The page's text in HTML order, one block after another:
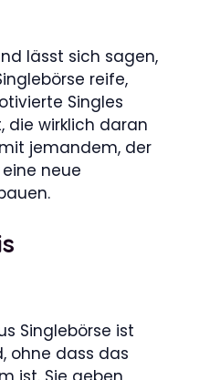
lässt sich sagen,
reife,
Singles
die wirklich daran
jemandem, der
neue
Singlebörse ist
ohne dass das